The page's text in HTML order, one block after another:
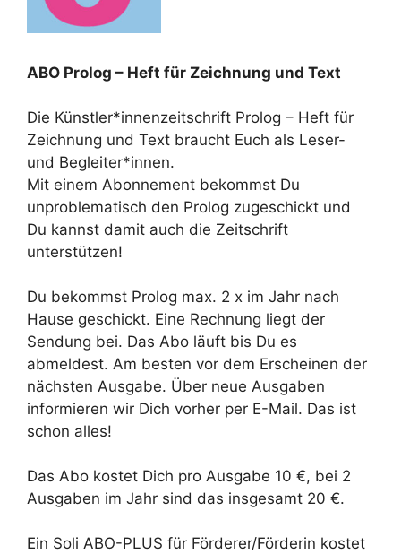
ABO Prolog – Heft für Zeichnung und Text
Die Künstler*innenzeitschrift Prolog – Heft für
Zeichnung und Text braucht Euch als Leser-
und Begleiter*innen.
Mit einem Abonnement bekommst Du
unproblematisch den Prolog zugeschickt und
Du kannst damit auch die Zeitschrift
unterstützen!
Du bekommst Prolog max. 2 x im Jahr nach
Hause geschickt. Eine Rechnung liegt der
Sendung bei. Das Abo läuft bis Du es
abmeldest. Am besten vor dem Erscheinen der
nächsten Ausgabe. Über neue Ausgaben
informieren wir Dich vorher per E-Mail. Das ist
schon alles!
Das Abo kostet Dich pro Ausgabe 10 €, bei 2
Ausgaben im Jahr sind das insgesamt 20 €.
Ein Soli ABO-PLUS für Förderer/Förderin kostet